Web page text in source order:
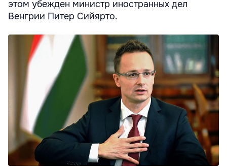
этом убежден министр иностранных дел
Венгрии Питер Сийярто.